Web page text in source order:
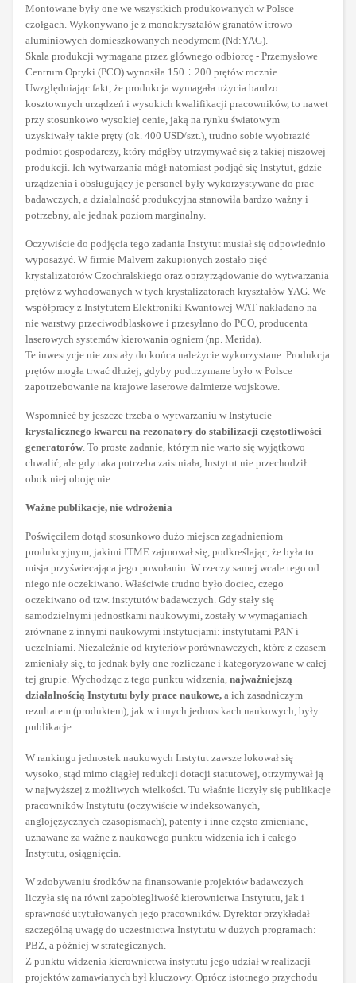
Montowane były one we wszystkich produkowanych w Polsce
czołgach. Wykonywano je z monokryształów granatów itrowo
aluminiowych domieszkowanych neodymem (Nd:YAG).
Skala produkcji wymagana przez głównego odbiorcę - Przemysłowe
Centrum Optyki (PCO) wynosiła 150 ÷ 200 prętów rocznie.
Uwzględniając fakt, że produkcja wymagała użycia bardzo
kosztownych urządzeń i wysokich kwalifikacji pracowników, to nawet
przy stosunkowo wysokiej cenie, jaką na rynku światowym
uzyskiwały takie pręty (ok. 400 USD/szt.), trudno sobie wyobrazić
podmiot gospodarczy, który mógłby utrzymywać się z takiej niszowej
produkcji. Ich wytwarzania mógł natomiast podjąć się Instytut, gdzie
urządzenia i obsługujący je personel były wykorzystywane do prac
badawczych, a działalność produkcyjna stanowiła bardzo ważny i
potrzebny, ale jednak poziom marginalny.
Oczywiście do podjęcia tego zadania Instytut musiał się odpowiednio
wyposażyć. W firmie Malvern zakupionych zostało pięć
krystalizatorów Czochralskiego oraz oprzyrządowanie do wytwarzania
prętów z wyhodowanych w tych krystalizatorach kryształów YAG. We
współpracy z Instytutem Elektroniki Kwantowej WAT nakładano na
nie warstwy przeciwodblaskowe i przesyłano do PCO, producenta
laserowych systemów kierowania ogniem (np. Merida).
Te inwestycje nie zostały do końca należycie wykorzystane. Produkcja
prętów mogła trwać dłużej, gdyby podtrzymane było w Polsce
zapotrzebowanie na krajowe laserowe dalmierze wojskowe.
Wspomnieć by jeszcze trzeba o wytwarzaniu w Instytucie
krystalicznego kwarcu na rezonatory do stabilizacji częstotliwości
generatorów. To proste zadanie, którym nie warto się wyjątkowo
chwalić, ale gdy taka potrzeba zaistniała, Instytut nie przechodził
obok niej obojętnie.
Ważne publikacje, nie wdrożenia
Poświęciłem dotąd stosunkowo dużo miejsca zagadnieniom
produkcyjnym, jakimi ITME zajmował się, podkreślając, że była to
misja przyświecająca jego powołaniu. W rzeczy samej wcale tego od
niego nie oczekiwano. Właściwie trudno było dociec, czego
oczekiwano od tzw. instytutów badawczych. Gdy stały się
samodzielnymi jednostkami naukowymi, zostały w wymaganiach
zrównane z innymi naukowymi instytucjami: instytutami PAN i
uczelniami. Niezależnie od kryteriów porównawczych, które z czasem
zmieniały się, to jednak były one rozliczane i kategoryzowane w całej
tej grupie. Wychodząc z tego punktu widzenia, najważniejszą
działalnością Instytutu były prace naukowe, a ich zasadniczym
rezultatem (produktem), jak w innych jednostkach naukowych, były
publikacje.
W rankingu jednostek naukowych Instytut zawsze lokował się
wysoko, stąd mimo ciągłej redukcji dotacji statutowej, otrzymywał ją
w najwyższej z możliwych wielkości. Tu właśnie liczyły się publikacje
pracowników Instytutu (oczywiście w indeksowanych,
anglojęzycznych czasopismach), patenty i inne często zmieniane,
uznawane za ważne z naukowego punktu widzenia ich i całego
Instytutu, osiągnięcia.
W zdobywaniu środków na finansowanie projektów badawczych
liczyła się na równi zapobiegliwość kierownictwa Instytutu, jak i
sprawność utytułowanych jego pracowników. Dyrektor przykładał
szczególną uwagę do uczestnictwa Instytutu w dużych programach:
PBZ, a później w strategicznych.
Z punktu widzenia kierownictwa instytutu jego udział w realizacji
projektów zamawianych był kluczowy. Oprócz istotnego przychodu